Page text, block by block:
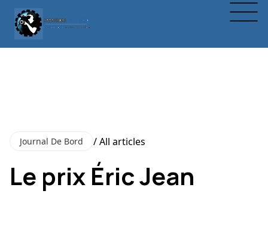
Journal De Bord / All articles
Le prix Éric Jean